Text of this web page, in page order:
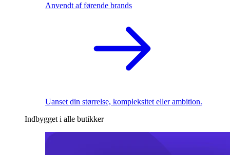
Anvendt af førende brands
Uanset din størrelse, kompleksitet eller ambition.
Indbygget i alle butikker